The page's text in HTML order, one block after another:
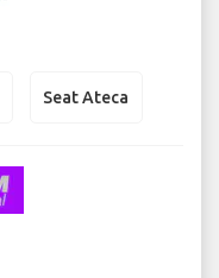
Seat Ateca